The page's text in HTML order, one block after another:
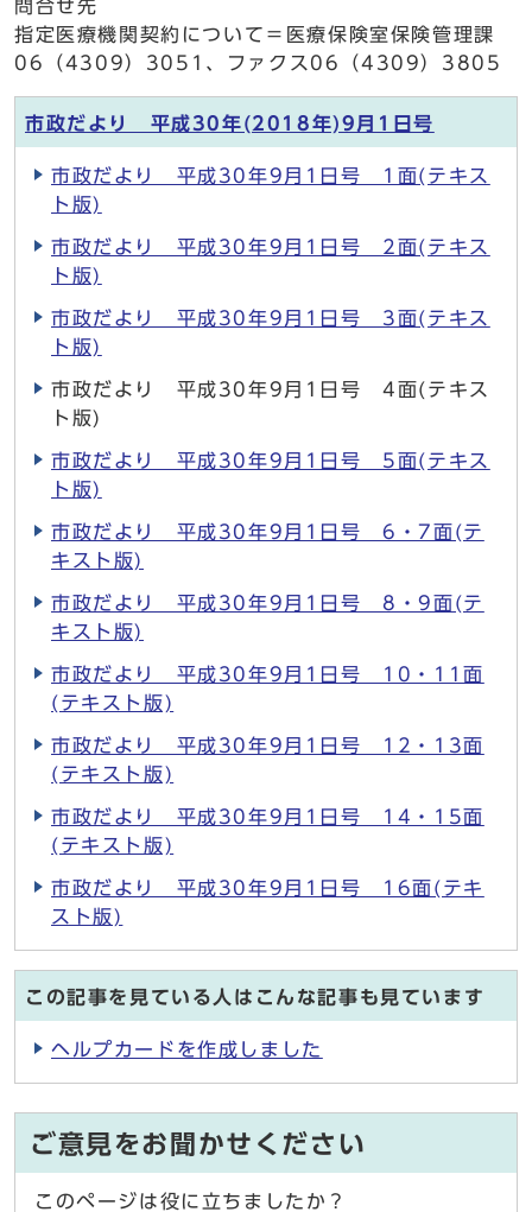
問合せ先
指定医療機関契約について＝医療保険室保険管理課
06（4309）3051、ファクス06（4309）3805
市政だより 平成30年(2018年)9月1日号
市政だより 平成30年9月1日号 1面(テキス
ト版)
市政だより 平成30年9月1日号 2面(テキス
ト版)
市政だより 平成30年9月1日号 3面(テキス
ト版)
市政だより 平成30年9月1日号 4面(テキス
ト版)
市政だより 平成30年9月1日号 5面(テキス
ト版)
市政だより 平成30年9月1日号 6・7面(テ
キスト版)
市政だより 平成30年9月1日号 8・9面(テ
キスト版)
市政だより 平成30年9月1日号 10・11面
(テキスト版)
市政だより 平成30年9月1日号 12・13面
(テキスト版)
市政だより 平成30年9月1日号 14・15面
(テキスト版)
市政だより 平成30年9月1日号 16面(テキ
スト版)
この記事を見ている人はこんな記事も見ています
ヘルプカードを作成しました
ご意見をお聞かせください
このページは役に立ちましたか？